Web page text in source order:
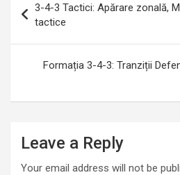
navigation
3-4-3 Tactici: Apărare zonală,
tactice
Formația 3-4-3: Tranziții
Leave a Reply
Your email address will not be